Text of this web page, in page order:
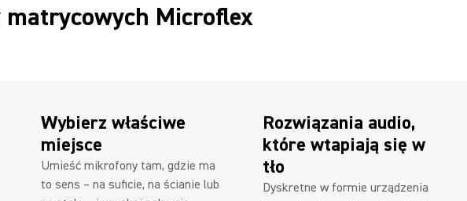
Microflex
Wybierz właściwe
miejsce
Umieść mikrofony tam, gdzie ma
to sens – na suficie, na ścianie lub
Rozwiązania audio,
które wtapiają się w
tło
Dyskretne w formie urządzenia